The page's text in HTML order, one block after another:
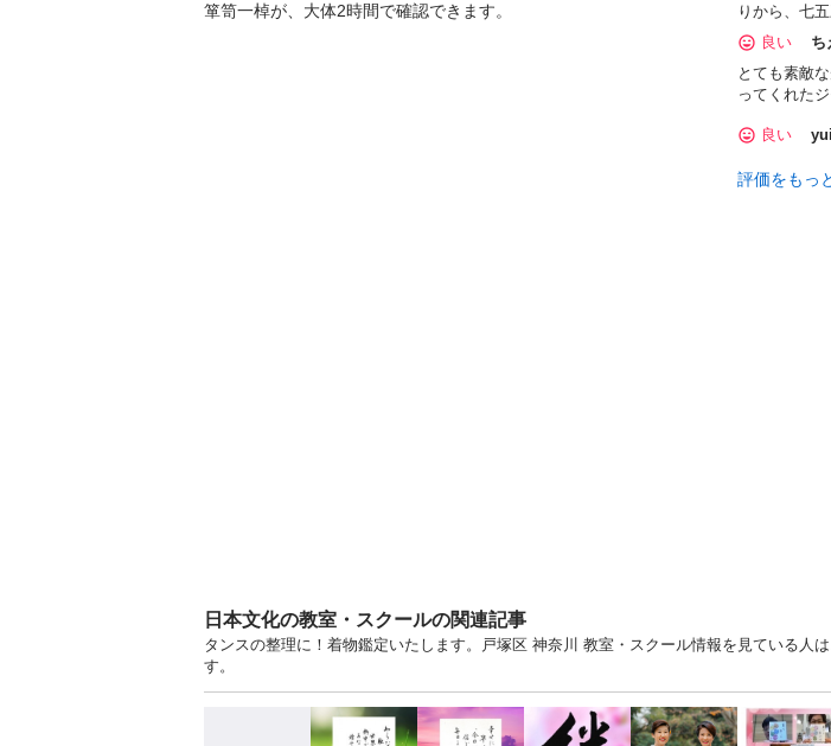
箪笥一棹が、大体2時間で確認できます。
りから、七
良い
ち
とても素敵
ってくれた
良い yui
評価をもっ
日本文化の教室・スクールの関連記事
タンスの整理に！着物鑑定いたします。戸塚区 神奈川 教室・スクール情報を見ている人
す。